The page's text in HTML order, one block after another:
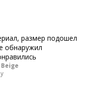
размер подошел
обнаружил